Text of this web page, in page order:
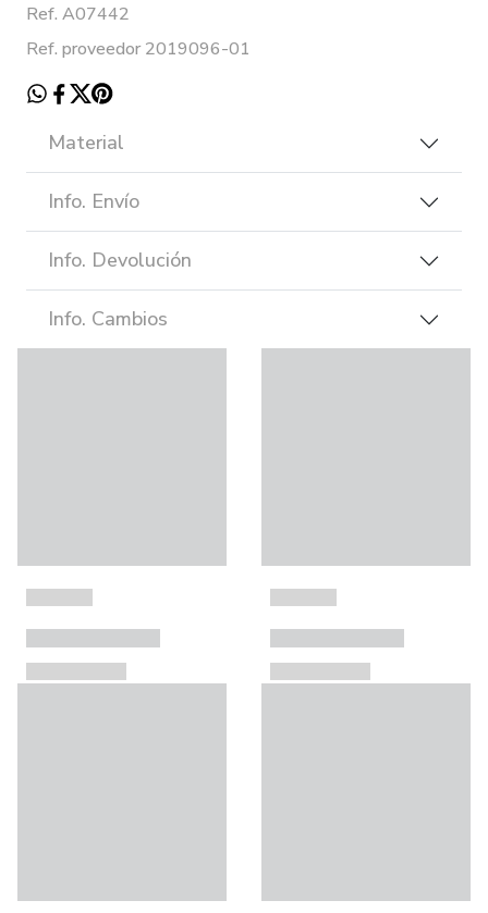
Ref. A07442
Ref. proveedor 2019096-01
Material
Info. Envío
Info. Devolución
Info. Cambios